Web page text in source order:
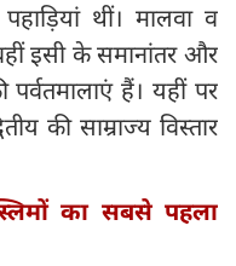
थीं। मालवा व
इसी के समानांतर और
पर्वतमालाएं हैं। यहीं पर
की साम्राज्य विस्तार
का सबसे पहला